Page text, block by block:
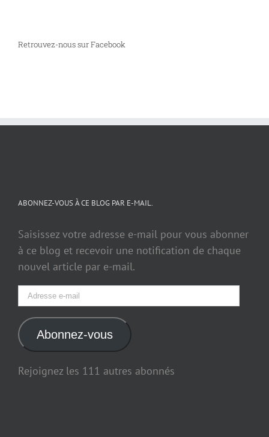
Retrouvez-nous sur Facebook
ABONNEZ-VOUS À CE BLOG PAR E-MAIL.
Saisissez votre adresse e-mail pour vous abonner
à ce blog et recevoir une notification de chaque
nouvel article par e-mail.
Adresse
e-
mail
Abonnez-vous
Rejoignez les 111 autres abonnés